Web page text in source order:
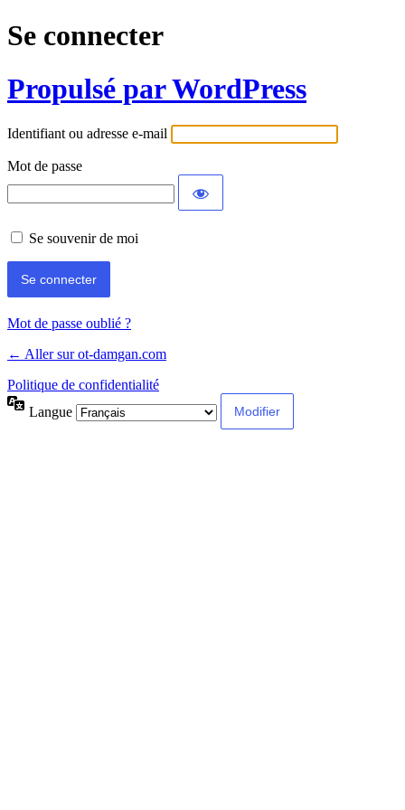
Se connecter
Propulsé par WordPress
Identifiant ou adresse e-mail
Mot de passe
Se souvenir de moi
Mot de passe oublié ?
← Aller sur ot-damgan.com
Politique de confidentialité
Langue